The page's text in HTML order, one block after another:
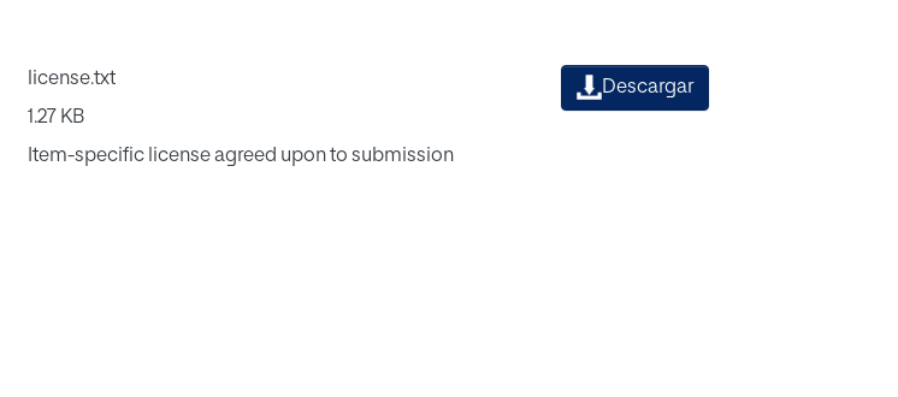
license.txt
1.27 KB
Item-specific license agreed upon to submission
Descargar